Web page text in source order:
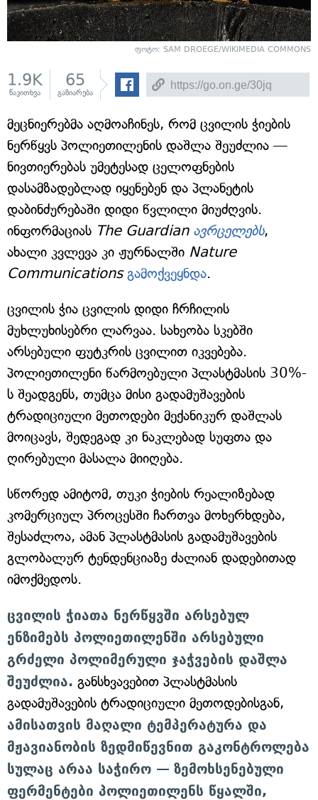
ფოტო: SAM DROEGE/WIKIMEDIA COMMONS
1.9K
წაკითხვა
65
გაზიარება
მეცნიერებმა აღმოაჩინეს, რომ ცვილის ჭიების
ნერწყვს პოლიეთილენის დაშლა შეუძლია —
ნივთიერებას უმეტესად ცელოფნების
დასამზადებლად იყენებენ და პლანეტის
დაბინძურებაში დიდი წვლილი მიუძღვის.
ინფორმაციას The Guardian ავრცელებს,
ახალი კვლევა კი ჟურნალში Nature
Communications გამოქვეყნდა.
ცვილის ჭია ცვილის დიდი ჩრჩილის
მუხლუხისებრი ლარვაა. სახეობა სკებში
არსებული ფუტკრის ცვილით იკვებება.
პოლიეთილენი წარმოებული პლასტმასის 30%-
ს შეადგენს, თუმცა მისი გადამუშავების
ტრადიციული მეთოდები მექანიკურ დაშლას
მოიცავს, შედეგად კი ნაკლებად სუფთა და
ღირებული მასალა მიიღება.
სწორედ ამიტომ, თუკი ჭიების რეალიზებად
კომერციულ პროცესში ჩართვა მოხერხდება,
შესაძლოა, ამან პლასტმასის გადამუშავების
გლობალურ ტენდენციაზე ძალიან დადებითად
იმოქმედოს.
ცვილის ჭიათა ნერწყვში არსებულ
ენზიმებს პოლიეთილენში არსებული
გრძელი პოლიმერული ჯაჭვების დაშლა
შეუძლია. განსხვავებით პლასტმასის
გადამუშავების ტრადიციული მეთოდებისგან,
ამისათვის მაღალი ტემპერატურა და
მჟავიანობის ზედმიწევნით გაკონტროლება
სულაც არაა საჭირო — ზემოხსენებული
ფერმენტები პოლიეთილენს წყალში,